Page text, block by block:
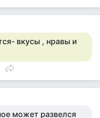
вкусы , нравы и
может развелся